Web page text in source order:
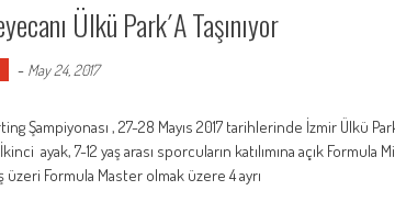
Ülkü Park´a Taşınıyor
- May 24, 2017
Şampiyonası , 27-28 Mayıs 2017 tarihlerinde İzmir Ülkü
ayak, 7-12 yaş arası sporcuların katılımına açık Formula
üzeri Formula Master olmak üzere 4 ayrı